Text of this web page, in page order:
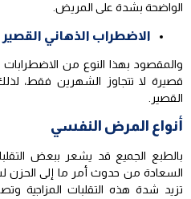
الواضحة بشدة على المريض.
الاضطراب الذهاني القصير
والمقصود بهذا النوع من
قصيرة لا تتجاوز الشهرين فقط،
القصير.
أنواع المرض النفسي
بالطبع الجميع قد يشعر ببعض
السعادة من حدوث أمر ما إلى
تزيد شدة هذه التقلبات المزاجية